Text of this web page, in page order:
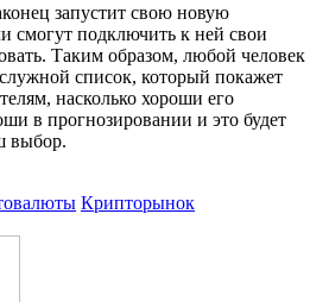
запустит свою новую
смогут подключить к ней свои
Таким образом, любой человек
список, который покажет
насколько хороши его
в прогнозировании и это будет
выбор.
Крипторынок